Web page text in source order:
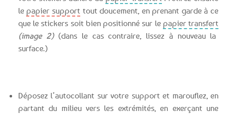
le papier supporttout doucement, en prenant garde à ce
que le stickers soit bien positionné sur le papier transfert
(image 2)(dans le cas contraire, lissez à nouveau la
surface.)
Déposez l’autocollant sur votre support et marouflez, en
partant du milieu vers les extrémités, en exerçant une